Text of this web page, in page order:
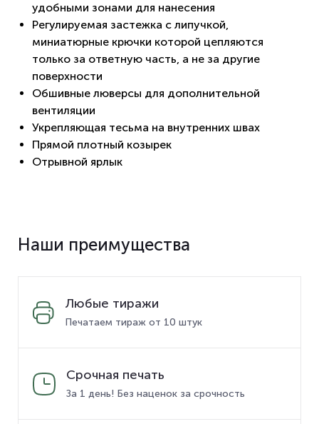
удобными зонами для нанесения
Регулируемая застежка с липучкой,
миниатюрные крючки которой цепляются
только за ответную часть, а не за другие
поверхности
Обшивные люверсы для дополнительной
вентиляции
Укрепляющая тесьма на внутренних швах
Прямой плотный козырек
Отрывной ярлык
Наши преимущества
Любые тиражи
Печатаем тираж от 10 штук
Срочная печать
За 1 день! Без наценок за срочность